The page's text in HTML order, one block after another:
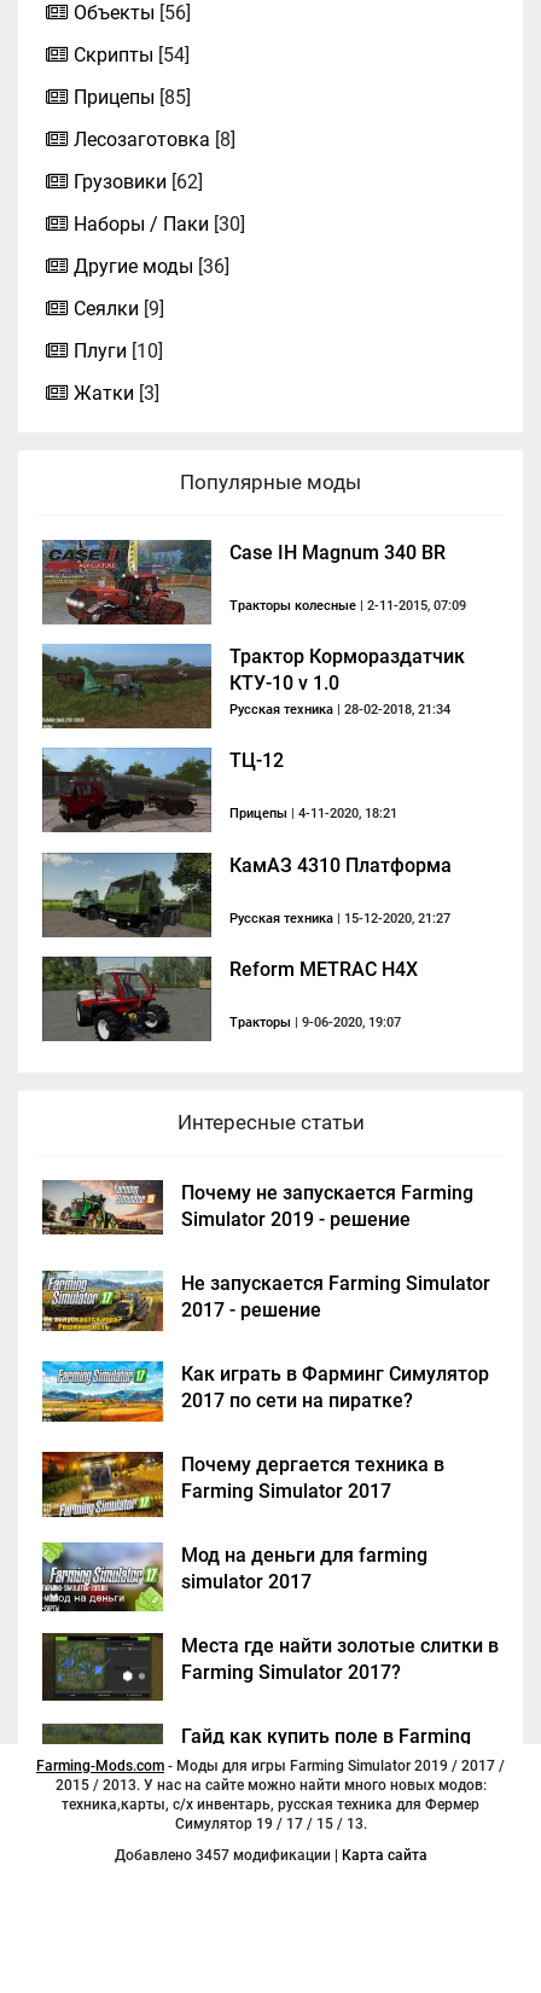
Объекты [56]
Скрипты [54]
Прицепы [85]
Лесозаготовка [8]
Грузовики [62]
Наборы / Паки [30]
Другие моды [36]
Сеялки [9]
Плуги [10]
Жатки [3]
Популярные моды
Case IH Magnum 340 BR
Тракторы колесные | 2-11-2015, 07:09
Трактор Кормораздатчик
КТУ-10 v 1.0
Русская техника | 28-02-2018, 21:34
ТЦ-12
Прицепы | 4-11-2020, 18:21
КамАЗ 4310 Платформа
Русская техника | 15-12-2020, 21:27
Reform METRAC H4X
Тракторы | 9-06-2020, 19:07
Интересные статьи
Почему не запускается Farming
Simulator 2019 - решение
Не запускается Farming Simulator
2017 - решение
Как играть в Фарминг Симулятор
2017 по сети на пиратке?
Почему дергается техника в
Farming Simulator 2017
Мод на деньги для farming
simulator 2017
Места где найти золотые слитки в
Farming Simulator 2017?
Гайд как купить поле в Farming
Simulator 2017
Farming-Mods.com
2015 / 2013. У нас на сайте можно найти много новых модов:
техника,карты, с/х инвентарь, русская техника для Фермер
Симулятор 19 / 17 / 15 / 13.
Добавлено 3457 модификации |
Карта сайта